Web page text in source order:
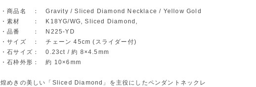
・商品名 ： Gravity / Sliced Diamond Necklace / Yellow Gold
・素材 ： K18YG/WG, Sliced Diamond,
・品番 ： N225-YD
・サイズ ： チェーン 45cm (スライダー付)
・石サイズ： 0.23ct / 約 8×4.5mm
・石枠外形： 約 10×6mm
煌めきの美しい「Sliced Diamond」を主役にしたペンダントネックレ